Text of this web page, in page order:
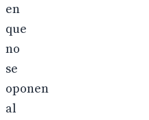
en
que
no
se
oponen
al